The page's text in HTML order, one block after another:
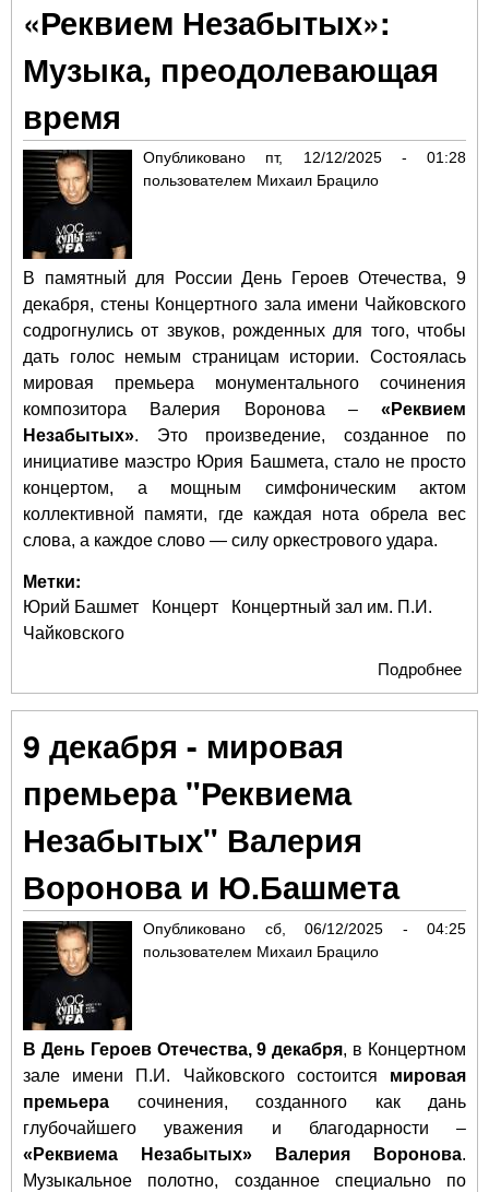
«Реквием Незабытых»:
Музыка, преодолевающая
время
Опубликовано пт, 12/12/2025 - 01:28
пользователем Михаил Брацило
В памятный для России День Героев Отечества, 9
декабря, стены Концертного зала имени Чайковского
содрогнулись от звуков, рожденных для того, чтобы
дать голос немым страницам истории. Состоялась
мировая премьера монументального сочинения
композитора Валерия Воронова – «Реквием
Незабытых». Это произведение, созданное по
инициативе маэстро Юрия Башмета, стало не просто
концертом, а мощным симфоническим актом
коллективной памяти, где каждая нота обрела вес
слова, а каждое слово — силу оркестрового удара.
Метки:
Юрий Башмет Концерт
Концертный зал им. П.И.
Чайковского
Подробнее
9 декабря - мировая
премьера "Реквиема
Незабытых" Валерия
Воронова и Ю.Башмета
Опубликовано сб, 06/12/2025 - 04:25
пользователем Михаил Брацило
В День Героев Отечества, 9 декабря, в Концертном
зале имени П.И. Чайковского состоится мировая
премьера сочинения, созданного как дань
глубочайшего уважения и благодарности –
«Реквиема Незабытых» Валерия Воронова.
Музыкальное полотно, созданное специально по